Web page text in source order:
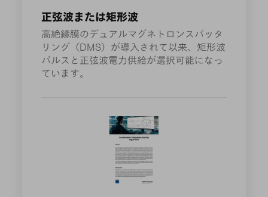
正弦波または矩形波
高絶縁膜のデュアルマグネトロンスパッタ
リング（DMS）が導入されて以来、矩形波
パルスと正弦波電力供給が選択可能になっ
ています。